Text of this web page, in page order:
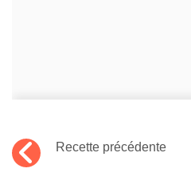
Recette précédente